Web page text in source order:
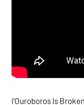
l’Ouroboros Is